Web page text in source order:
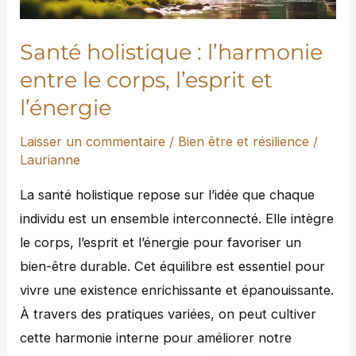
Santé holistique : l’harmonie
entre le corps, l’esprit et
l’énergie
Laisser un commentaire / Bien être et résilience /
Laurianne
La santé holistique repose sur l’idée que chaque
individu est un ensemble interconnecté. Elle intègre
le corps, l’esprit et l’énergie pour favoriser un
bien-être durable. Cet équilibre est essentiel pour
vivre une existence enrichissante et épanouissante.
À travers des pratiques variées, on peut cultiver
cette harmonie interne pour améliorer notre
l’esprit
l’énergie